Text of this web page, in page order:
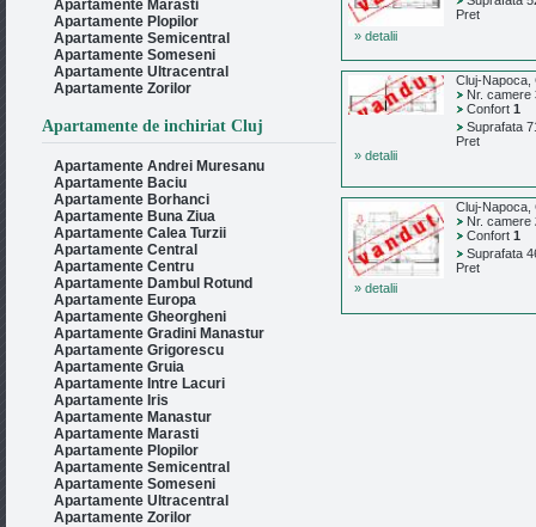
Apartamente Marasti
Apartamente Plopilor
Apartamente Semicentral
Apartamente Someseni
Apartamente Ultracentral
Apartamente Zorilor
Apartamente de inchiriat Cluj
Apartamente Andrei Muresanu
Apartamente Baciu
Apartamente Borhanci
Apartamente Buna Ziua
Apartamente Calea Turzii
Apartamente Central
Apartamente Centru
Apartamente Dambul Rotund
Apartamente Europa
Apartamente Gheorgheni
Apartamente Gradini Manastur
Apartamente Grigorescu
Apartamente Gruia
Apartamente Intre Lacuri
Apartamente Iris
Apartamente Manastur
Apartamente Marasti
Apartamente Plopilor
Apartamente Semicentral
Apartamente Someseni
Apartamente Ultracentral
Apartamente Zorilor
Pret
» detalii
Cluj-Napoca,
Nr. camere
Confort 1
Suprafata
Pret
» detalii
Cluj-Napoca,
Nr. camere
Confort 1
Suprafata
Pret
» detalii